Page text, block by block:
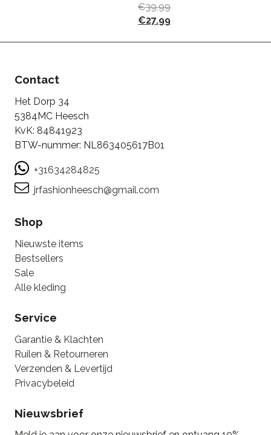
€39.99
€27.99
Contact
Het Dorp 34
5384MC Heesch
KvK: 84841923
BTW-nummer: NL863405617B01
+31634284825
jrfashionheesch@gmail.com
Shop
Nieuwste items
Bestsellers
Sale
Alle kleding
Service
Garantie & Klachten
Ruilen & Retourneren
Verzenden & Levertijd
Privacybeleid
Nieuwsbrief